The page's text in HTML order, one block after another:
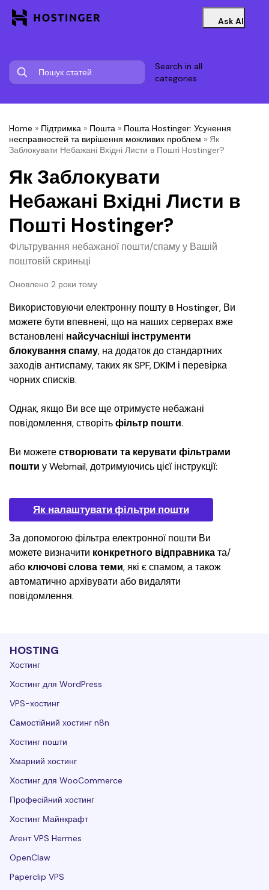
Ask AI
Search in all
categories
Home » Підтримка » Пошта » Пошта Hostinger: Усунення
несправностей та вирішення можливих проблем » Як
Заблокувати Небажані Вхідні Листи в Пошті Hostinger?
Як Заблокувати
Небажані Вхідні Листи в
Пошті Hostinger?
Фільтрування небажаної пошти/спаму у Вашій
поштовій скриньці
Оновлено 2 роки тому
Використовуючи електронну пошту в Hostinger, Ви
можете бути впевнені, що на наших серверах вже
встановлені найсучасніші інструменти
блокування спаму, на додаток до стандартних
заходів антиспаму, таких як SPF, DKIM і перевірка
чорних списків.
Однак, якщо Ви все ще отримуєте небажані
повідомлення, створіть фільтр пошти.
Ви можете створювати та керувати фільтрами
пошти у Webmail, дотримуючись цієї інструкції:
Як налаштувати фільтри пошти
За допомогою фільтра електронної пошти Ви
можете визначити конкретного відправника та/
або ключові слова теми, які є спамом, а також
автоматично архівувати або видаляти
повідомлення.
HOSTING
Хостинг
Хостинг для WordPress
VPS-хостинг
Самостійний хостинг n8n
Хостинг пошти
Хмарний хостинг
Хостинг для WooCommerce
Професійний хостинг
Хостинг Майнкрафт
Агент VPS Hermes
OpenClaw
Paperclip VPS